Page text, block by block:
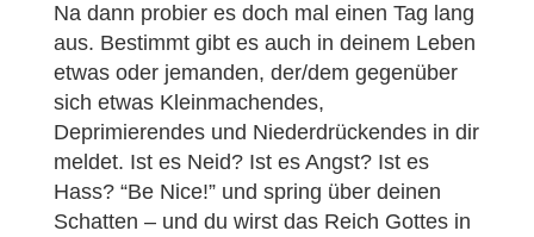
Na dann probier es doch mal einen Tag lang
aus. Bestimmt gibt es auch in deinem Leben
etwas oder jemanden, der/dem gegenüber
sich etwas Kleinmachendes,
Deprimierendes und Niederdrückendes in dir
meldet. Ist es Neid? Ist es Angst? Ist es
Hass? “Be Nice!” und spring über deinen
Schatten – und du wirst das Reich Gottes in